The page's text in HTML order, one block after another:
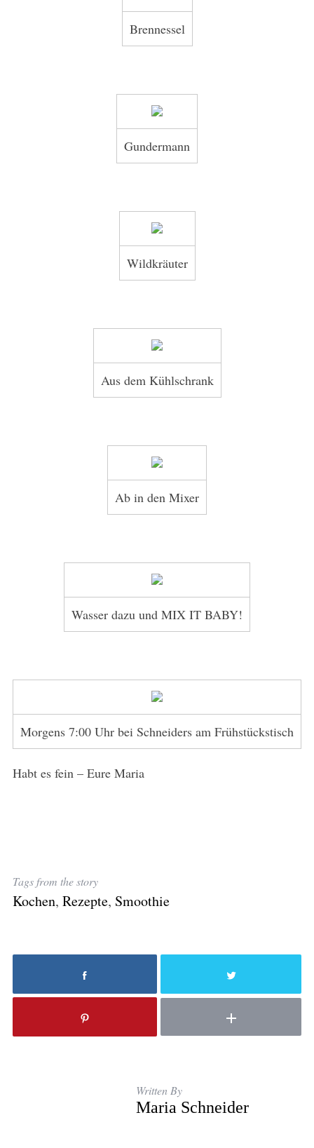
Brennessel
Gundermann
Wildkräuter
Aus dem Kühlschrank
Ab in den Mixer
Wasser dazu und MIX IT BABY!
Morgens 7:00 Uhr bei Schneiders am Frühstückstisch
Habt es fein – Eure Maria
Tags from the story
Kochen, Rezepte, Smoothie
Written By
Maria Schneider